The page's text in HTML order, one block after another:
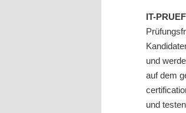
IT-
und
auf dem
und